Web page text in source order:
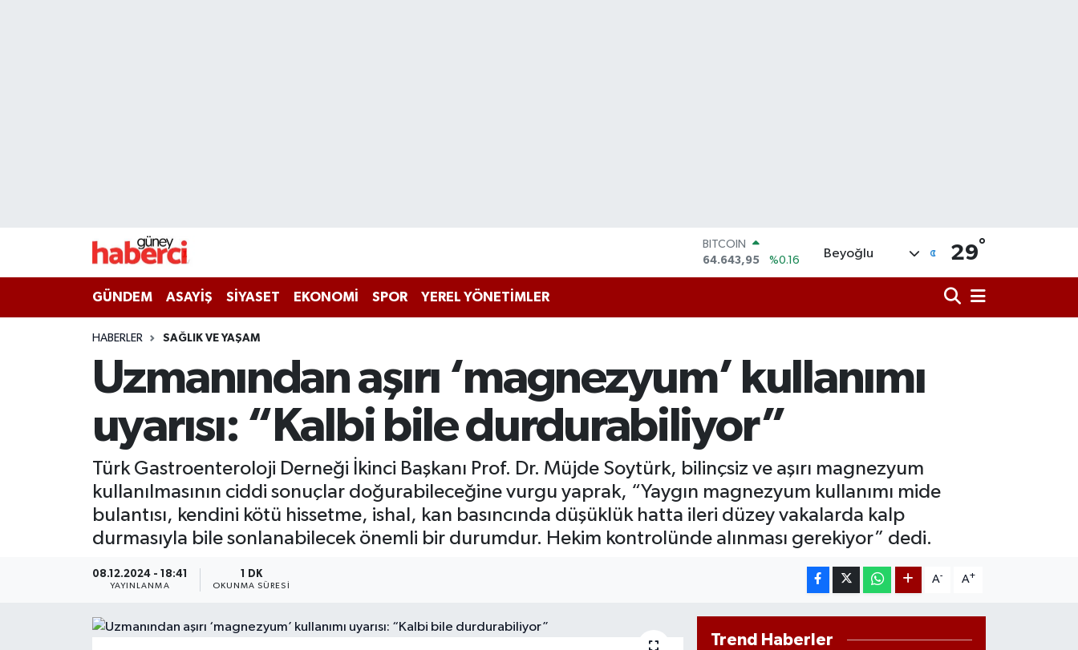
BITCOIN
64.643,95
%0.16
DOLAR
GRAM ALTIN
%0.32
13.768
%48
Beyoğlu 29°
GÜNDEM ASAYİŞ SİYASET EKONOMİ SPOR YEREL YÖNETİMLER
HABERLER SAĞLIK VE YAŞAM
Uzmanından aşırı ‘magnezyum’ kullanımı
uyarısı: “Kalbi bile durdurabiliyor”
Türk Gastroenteroloji Derneği İkinci Başkanı Prof. Dr. Müjde Soytürk, bilinçsiz ve aşırı magnezyum
kullanılmasının ciddi sonuçlar doğurabileceğine vurgu yaprak, “Yaygın magnezyum kullanımı mide
bulantısı, kendini kötü hissetme, ishal, kan basıncında düşüklük hatta ileri düzey vakalarda kalp
durmasıyla bile sonlanabilecek önemli bir durumdur. Hekim kontrolünde alınması gerekiyor” dedi.
08.12.2024 - 18:41
YAYINLANMA
1 DK
OKUNMA SÜRESI
A- A+
Trend Haberler
Haber Arşivi